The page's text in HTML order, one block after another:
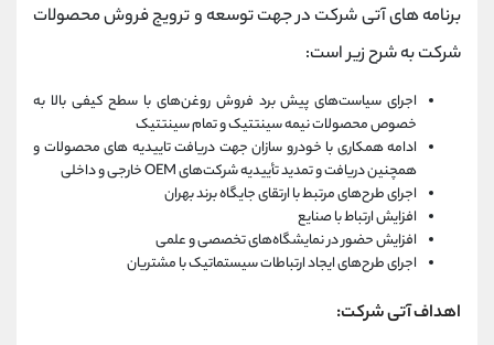
برنامه های آتی شرکت در جهت توسعه و ترویج فروش محصولات
شرکت به شرح زیر است:
اجرای سیاست‌های پیش برد فروش روغن‌های با سطح کیفی بالا به
خصوص محصولات نیمه سینتتیک و تمام سینتتیک
ادامه همکاری با خودرو سازان جهت دریافت تاییدیه های محصولات و
همچنین دریافت و تمدید تأییدیه شرکت‌های OEM خارجی و داخلی
اجرای طرح‌های مرتبط با ارتقای جایگاه برند بهران
افزایش ارتباط با صنایع
افزایش حضور در نمایشگاه‌های تخصصی و علمی
اجرای طرح‌های ایجاد ارتباطات سیستماتیک با مشتریان
اهداف آتی شرکت: